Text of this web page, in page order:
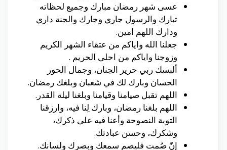
عسى شهر رمضان مبارك وجميع لحظاته
تبارك والرسول جاري وجارك والجنة داري
ودارك اللهم امين.
جعلنا الله واياكم من عتقاء الشهر الكريم
وزوجنا واياكم من احلى الحريم .
ألبسك ربي حرير الجنان، وجمال الحور
الحسان وبارك لك في شعبان وبلغك رمضان.
اللهم تقبل صيامنا وقيامنا وبلغنا ليلة القدر.
اللهم بلغنا رمضان، وبارك لِنا فيه، وارزقنا
التوبة النصوحة وأعنا فيه على ذكرك،
وشكرك، وحسن عبادتك.
إنّ صُمت فليصم سمعك وبصرك ولسانك.